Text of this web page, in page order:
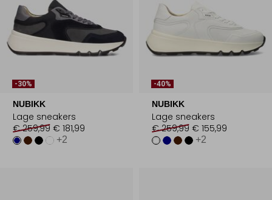
-30%
NUBIKK
Lage sneakers
€ 259,99 € 181,99
+2
-40%
NUBIKK
Lage sneakers
€ 259,99 € 155,99
+2